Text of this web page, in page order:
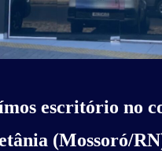
escritório no
(Mossoró/